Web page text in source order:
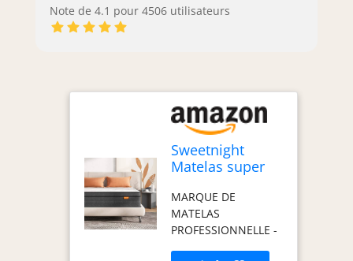
Note de 4.1 pour 4506 utilisateurs
Sweetnight
Matelas super
ressorts en
mousse à
mémoire de
forme en gel de
MARQUE DE
MATELAS
PROFESSIONNELLE -